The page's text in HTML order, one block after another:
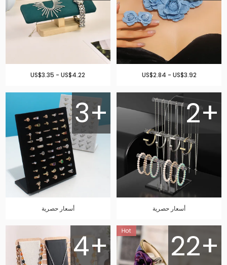
US$2.84 - US$3.92
US$3.35 - US$4.22
2+
أسعار حصرية
3+
أسعار حصرية
22+
4+